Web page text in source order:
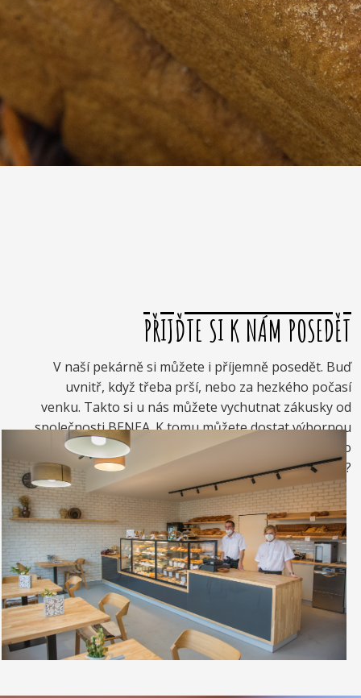
PŘIJĎTE SI K NÁM POSEDĚT
V naší pekárně si můžete i příjemně posedět. Buď
uvnitř, když třeba prší, nebo za hezkého počasí
venku. Takto si u nás můžete vychutnat zákusky od
společnosti BENEA. K tomu můžete dostat výbornou
kávou. Nebo si raději dáte zrmzlinový pohár nebo
vynikající točenou zmrzlinu?